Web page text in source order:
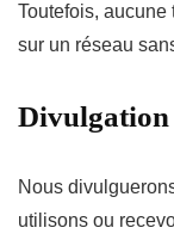
Toutefois, aucune
sur un réseau
Divulgation
Nous
utilisons ou